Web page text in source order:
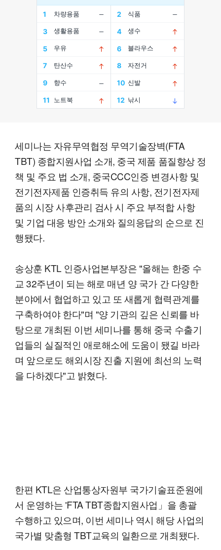
세미나는 자유무역협정 무역기술장벽(FTA
TBT) 종합지원사업 소개, 중국 제품 품질향상 정
책 및 주요 법 소개, 중국CCC인증 변경사항 및
전기전자제품 인증취득 유의 사항, 전기전자제
품의 시장 사후관리 검사 시 주요 부적합 사항
및 기업 대응 방안 소개와 질의응답의 순으로 진
행됐다.
송상훈 KTL 인증사업본부장은 "올해는 한중 수
교 32주년이 되는 해로 매년 양 국가 간 다양한
분야에서 협업하고 있고 또 새롭게 협력관계를
구축하여야 한다"며 "양 기관의 깊은 신뢰를 바
탕으로 개최된 이번 세미나를 통해 중국 수출기
업들의 실질적인 애로해소에 도움이 됐길 바라
며 앞으로도 해외시장 진출 지원에 최선의 노력
을 다하겠다"고 밝혔다.
한편 KTL은 산업통상자원부 국가기술표준원에
서 운영하는 'FTA TBT종합지원사업」을 총괄
수행하고 있으며, 이번 세미나 역시 해당 사업의
국가별 맞춤형 TBT교육의 일환으로 개최됐다.